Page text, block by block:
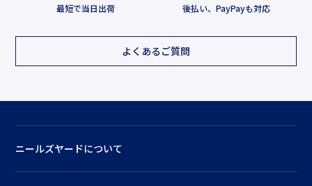
最短で当日出荷
後払い、PayPayも対応
よくあるご質問
ニールズヤードについて